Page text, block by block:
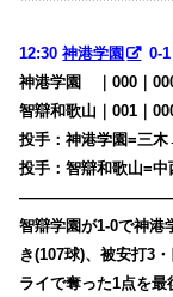
12:30神港学園 0-
神港学園
｜000｜
智辯和歌山｜001｜
投手：神港学園=三
投手：智辯和歌山=中
智辯学園が1-0で神港
き(107球)、被安打3
ライで奪った1点を